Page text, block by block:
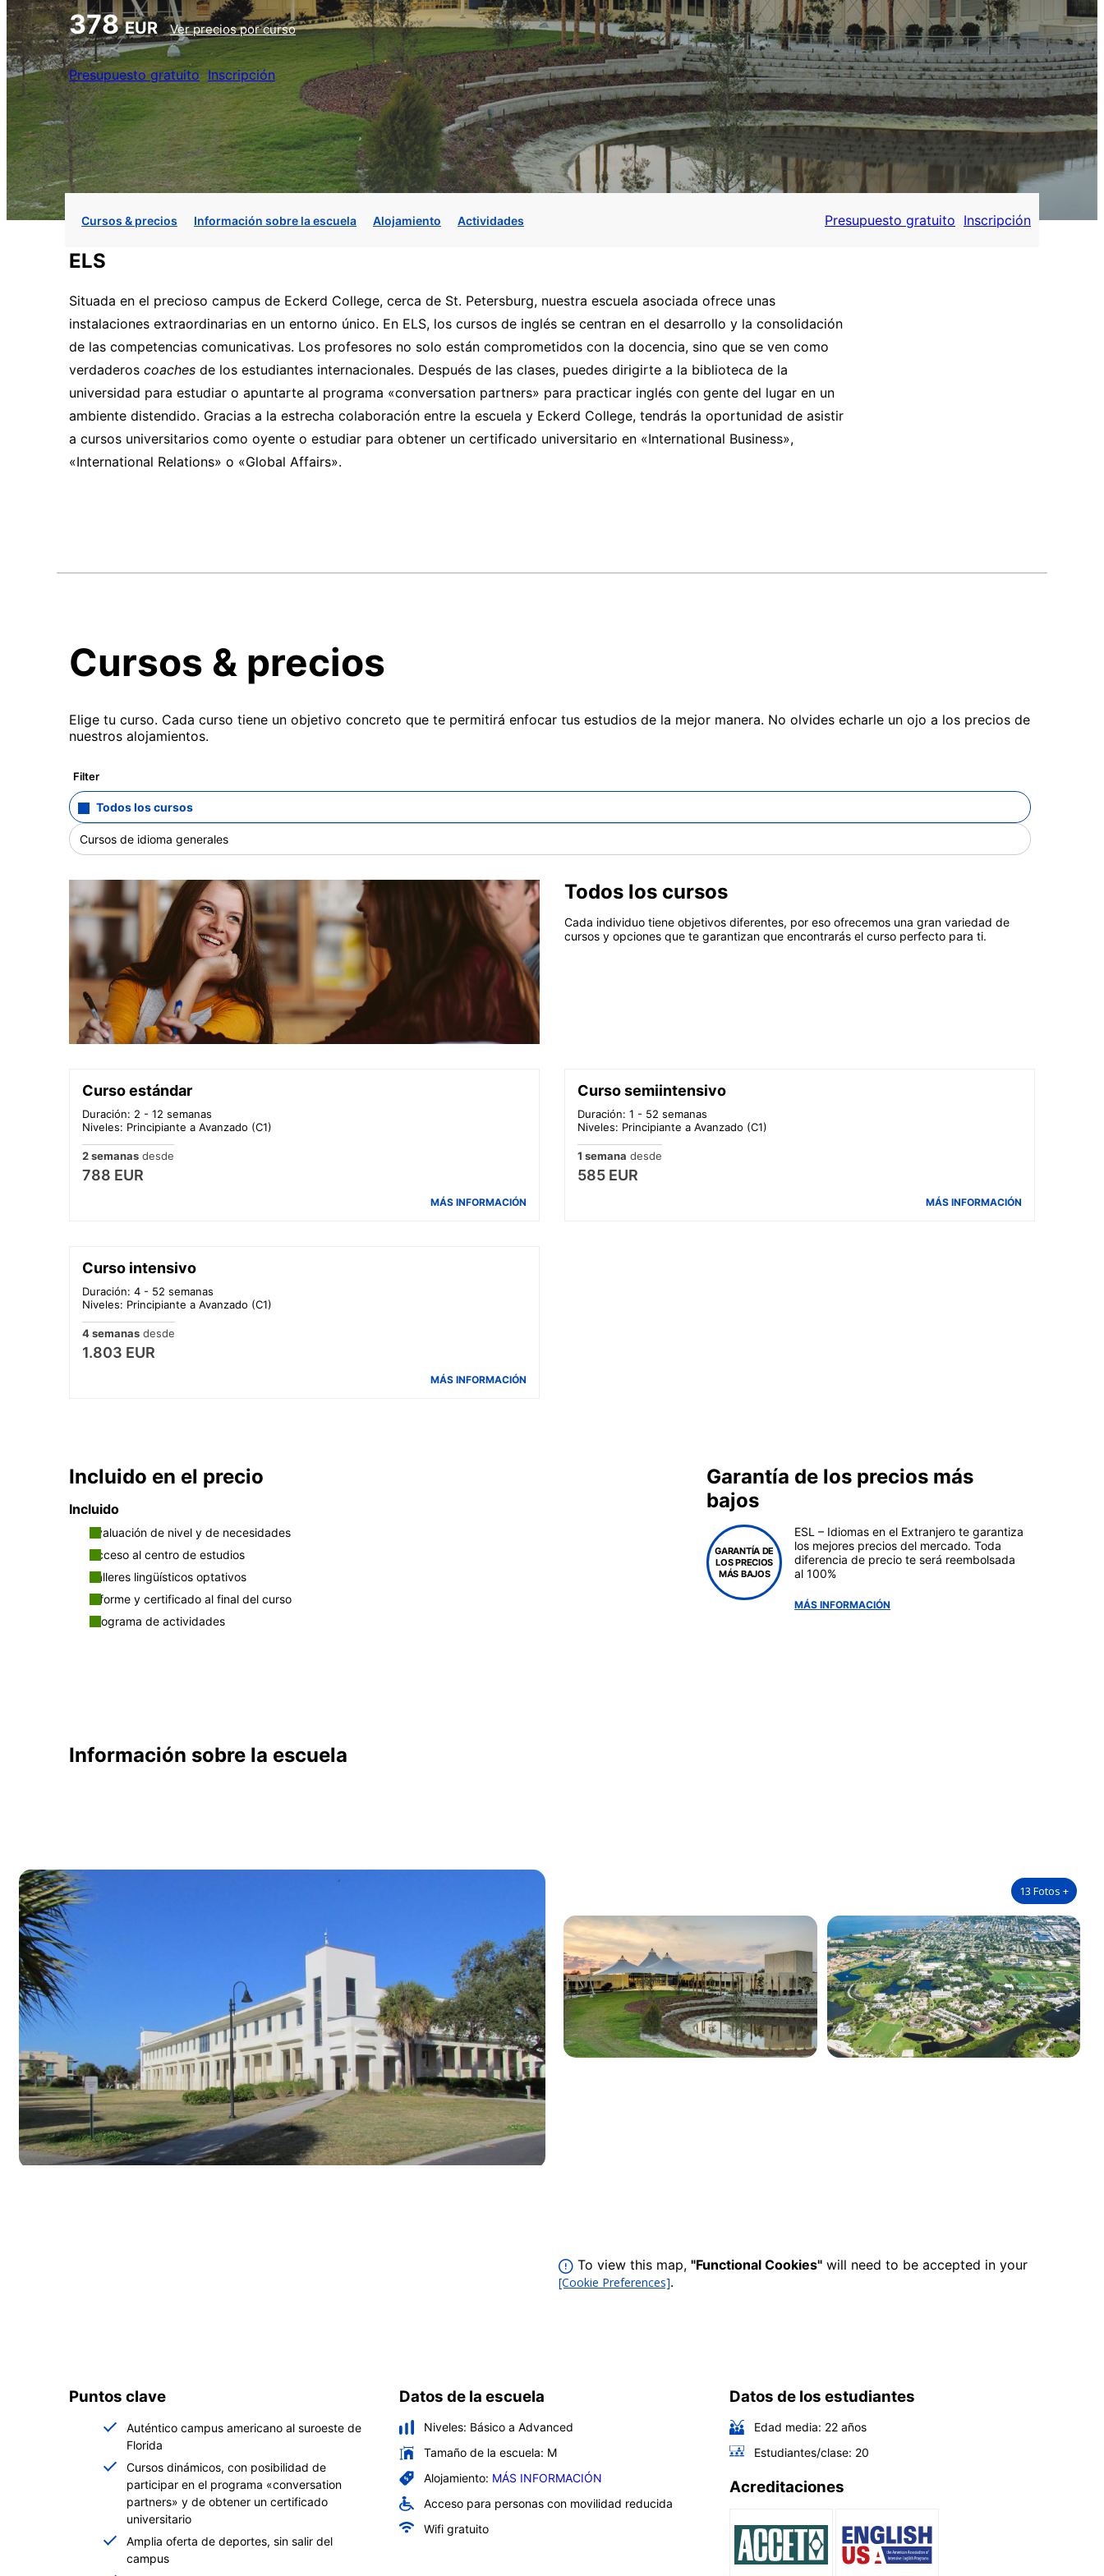
378EUR Ver precios por curso
Presupuesto gratuito Inscripción
Cursos & precios Información sobre la escuela Alojamiento Actividades Presupuesto gratuito Inscripción
ELS
Situada en el precioso campus de Eckerd College, cerca de St. Petersburg, nuestra escuela asociada ofrece unas
instalaciones extraordinarias en un entorno único. En ELS, los cursos de inglés se centran en el desarrollo y la consolidación
de las competencias comunicativas. Los profesores no solo están comprometidos con la docencia, sino que se ven como
verdaderos coaches de los estudiantes internacionales. Después de las clases, puedes dirigirte a la biblioteca de la
universidad para estudiar o apuntarte al programa «conversation partners» para practicar inglés con gente del lugar en un
ambiente distendido. Gracias a la estrecha colaboración entre la escuela y Eckerd College, tendrás la oportunidad de asistir
a cursos universitarios como oyente o estudiar para obtener un certificado universitario en «International Business»,
«International Relations» o «Global Affairs».
Cursos & precios
Elige tu curso. Cada curso tiene un objetivo concreto que te permitirá enfocar tus estudios de la mejor manera. No olvides echarle un ojo a los precios de
nuestros alojamientos.
Filter
Todos los cursos
Cursos de idioma generales
Todos los cursos
Cada individuo tiene objetivos diferentes, por eso ofrecemos una gran variedad de
cursos y opciones que te garantizan que encontrarás el curso perfecto para ti.
Curso estándar
Duración: 2 - 12 semanas
Niveles: Principiante a Avanzado (C1)
2 semanas desde
788 EUR
MÁS INFORMACIÓN
Curso semiintensivo
Duración: 1 - 52 semanas
Niveles: Principiante a Avanzado (C1)
1 semana desde
585 EUR
MÁS INFORMACIÓN
Curso intensivo
Duración: 4 - 52 semanas
Niveles: Principiante a Avanzado (C1)
4 semanas desde
1.803 EUR
MÁS INFORMACIÓN
Incluido en el precio
Incluido
Evaluación de nivel y de necesidades
Acceso al centro de estudios
Talleres lingüísticos optativos
Informe y certificado al final del curso
Programa de actividades
Garantía de los precios más
bajos
GARANTÍA DE
LOS PRECIOS
MÁS BAJOS
ESL – Idiomas en el Extranjero te garantiza
los mejores precios del mercado. Toda
diferencia de precio te será reembolsada
al 100%
MÁS INFORMACIÓN
Información sobre la escuela
13 Fotos +
To view this map, "Functional Cookies" will need to be accepted in your
[Cookie Preferences].
Puntos clave
Auténtico campus americano al suroeste de
Florida
Cursos dinámicos, con posibilidad de
participar en el programa «conversation
partners» y de obtener un certificado
universitario
Amplia oferta de deportes, sin salir del
campus
Datos de la escuela
Niveles: Básico a Advanced
Tamaño de la escuela: M
Alojamiento: MÁS INFORMACIÓN
Acceso para personas con movilidad reducida
Wifi gratuito
Datos de los estudiantes
Edad media: 22 años
Estudiantes/clase: 20
Acreditaciones